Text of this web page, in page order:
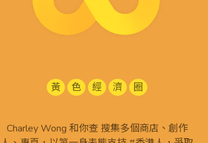
黃 色 經 濟 圈
Charley Wong 和你查 搜集多個商店、創作